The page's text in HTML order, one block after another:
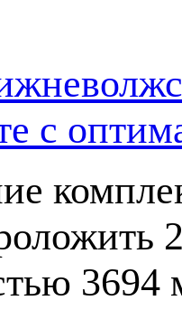
с
3694